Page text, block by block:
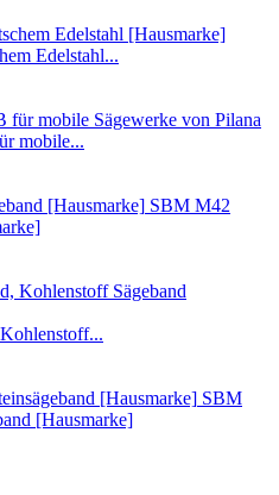
Edelstahl...
mobile...
SBM M42
SBM
[Hausmarke]